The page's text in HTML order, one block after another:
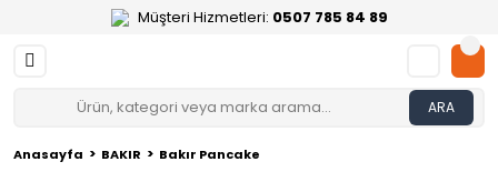
Müşteri Hizmetleri: 0507 785 84 89
ARA
Anasayfa BAKIR Bakır Pancake